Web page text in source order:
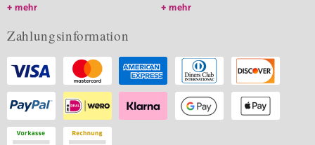
mehr
mehr
Zahlungsinformation